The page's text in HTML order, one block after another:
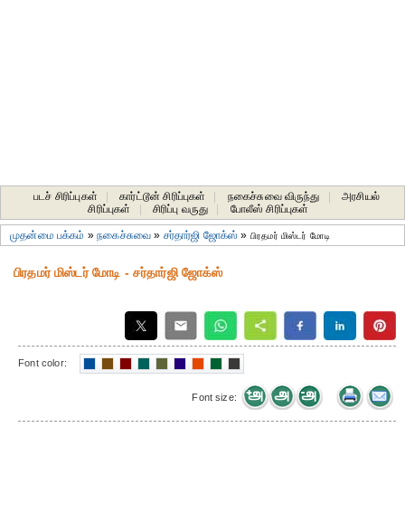
படச் சிரிப்புகள் கார்ட்டூன் சிரிப்புகள் நகைச்சுவை விருந்து
அரசியல்
சிரிப்புகள்
சிரிப்பு வருது போலீஸ் சிரிப்புகள்
முதன்மை பக்கம் »நகைச்சுவை » சர்தார்ஜி ஜோக்ஸ் » பிரதமர் மிஸ்டர் மோடி
பிரதமர் மிஸ்டர் மோடி - சர்தார்ஜி ஜோக்ஸ்
Font color:
Font size: